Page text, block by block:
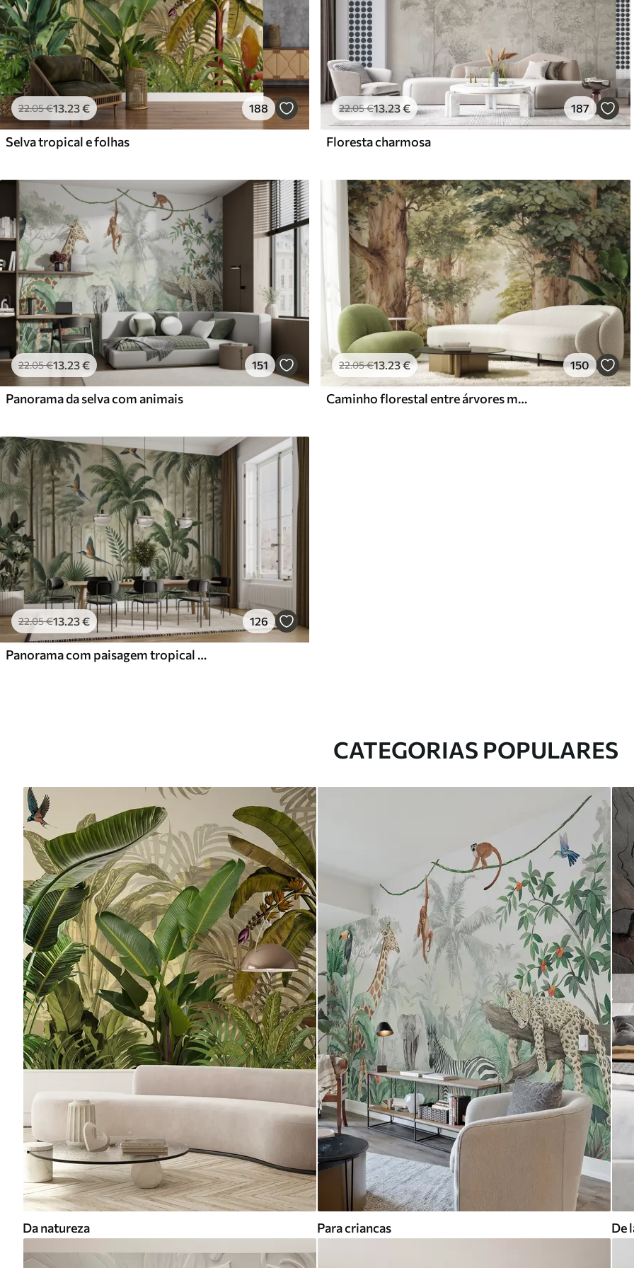
22.05€13.23€ 188
Selva tropical e folhas
22.05€13.23€ 187
Floresta charmosa
22.05€13 .23€ 151
Panorama da selva com animais
22.05€13.23€ 150
Caminho florestal entre árvores majestosas em estilo aquarela
22.05€13.23€ 126
Panorama com paisagem tropical e aves
CATEGORIAS POPULARES
Da natureza Para criancas De